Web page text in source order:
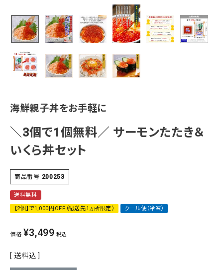
海鮮親子丼をお手軽に
＼3個で1個無料／ サーモンたたき＆
いくら丼セット
商品番号 200253
送料無料
【2個】で1,000円OFF（配送先1ヵ所限定） クール便（冷凍）
価格 ¥3,499 税込
送料込